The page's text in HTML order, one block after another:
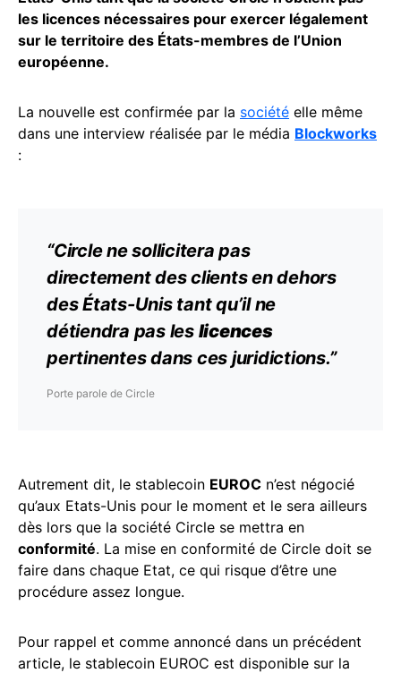
les licences nécessaires pour exercer légalement
sur le territoire des États-membres de l’Union
européenne.
La nouvelle est confirmée par la société elle même
dans une interview réalisée par le média Blockworks
:
“Circle ne sollicitera pas
directement des clients en dehors
des États-Unis tant qu’il ne
détiendra pas les licences
pertinentes dans ces juridictions.”
Porte parole de Circle
Autrement dit, le stablecoin EUROC n’est négocié
qu’aux Etats-Unis pour le moment et le sera ailleurs
dès lors que la société Circle se mettra en
conformité. La mise en conformité de Circle doit se
faire dans chaque Etat, ce qui risque d’être une
procédure assez longue.
Pour rappel et comme annoncé dans un précédent
article, le stablecoin EUROC est disponible sur la